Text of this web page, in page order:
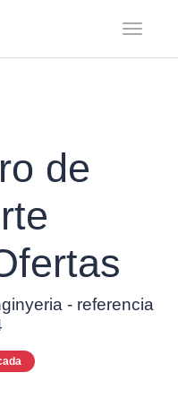
de
- referencia